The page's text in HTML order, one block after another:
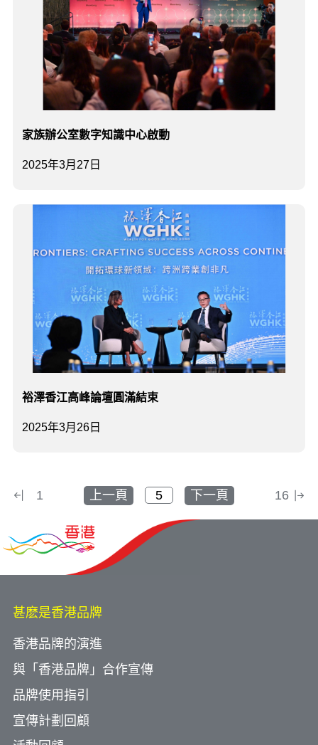
2025年3月27日
家族辦公室數字知識中心啟動
2025年3月26日
裕澤香江高峰論壇圓滿結束
1 上一頁 下一頁 16
甚麽是香港品牌
香港品牌的演進
與「香港品牌」合作宣傳
品牌使用指引
宣傳計劃回顧